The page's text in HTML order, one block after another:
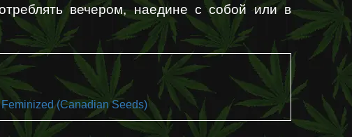
вечером, наедине с собой или в
(Canadian Seeds)